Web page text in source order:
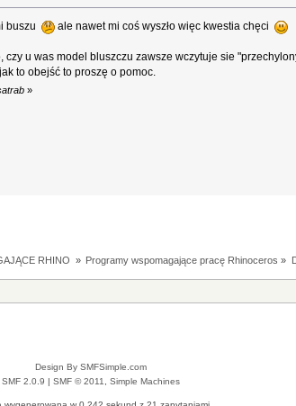
buszu ale nawet mi coś wyszło więc kwestia chęci
czy u was model bluszczu zawsze wczytuje sie
to obejść to proszę o pomoc.
»
RHINO » Programy wspomagające pracę Rhinoceros »
Design By SMFSimple.com
SMF 2.0.9 | SMF © 2011 Simple Machines